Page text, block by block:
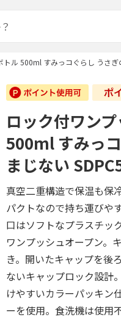
ル 500ml すみっコぐらし うさぎ
ロック付ワン
500ml すみっ
まじない
真空二重構造で保温も保
パクトなので持ち運びや
口はソフトなプラスチッ
ワンプッシュオープン。
き。開いたキャップを後
ないキャップロック設計
けやすいカラーパッキン
ーを使用。食洗機は使用